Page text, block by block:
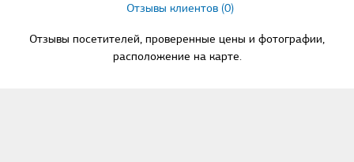
Отзывы посетителей, проверенные цены и фотографии,
расположение на карте.
Отзывы клиентов (0)